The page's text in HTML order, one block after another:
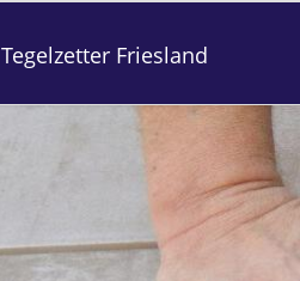
Tegelzetter Friesland